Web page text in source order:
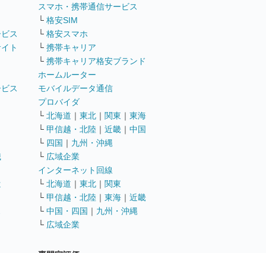
ス
ト
ス
スマホ・携帯通信サービス
└ 格安SIM
└ 格安スマホ
└ 携帯キャリア
└ 携帯キャリア格安ブランド
ホームルーター
モバイルデータ通信
プロバイダ
└ 北海道 ｜ 東北 ｜ 関東 ｜ 東海
└ 甲信越・北陸 ｜ 近畿 ｜ 中国
└ 四国 ｜ 九州・沖縄
└ 広域企業
インターネット回線
└ 北海道 ｜ 東北 ｜ 関東
└ 甲信越・北陸 ｜ 東海 ｜ 近畿
└ 中国・四国 ｜ 九州・沖縄
└ 広域企業